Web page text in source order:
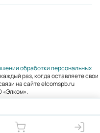
обработки персональных
раз, когда оставляете свои
на сайте elcomspb.ru
«Элком».